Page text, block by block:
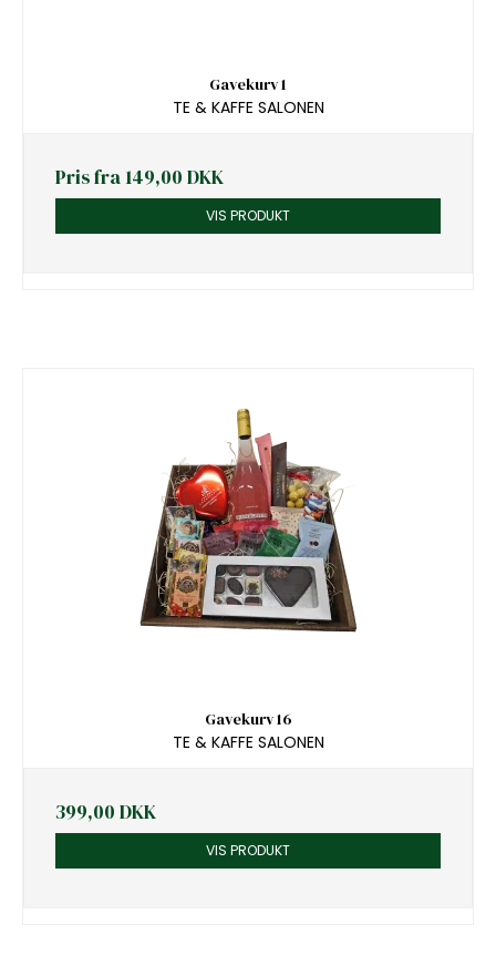
Gavekurv 1
TE & KAFFE SALONEN
Pris fra 149,00 DKK
VIS PRODUKT
Gavekurv 16
TE & KAFFE SALONEN
399,00 DKK
VIS PRODUKT